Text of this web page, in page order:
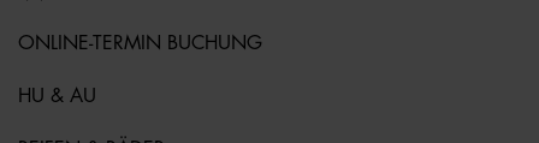
ONLINE-TERMIN BUCHUNG
HU & AU